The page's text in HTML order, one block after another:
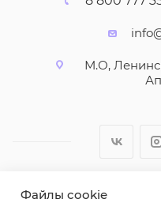
М.О,
2026 © ООО
Файлы cookie